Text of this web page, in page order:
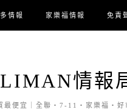
情報 家樂福情報 免責
情報
最便宜｜全聯・7-11・家樂福・好